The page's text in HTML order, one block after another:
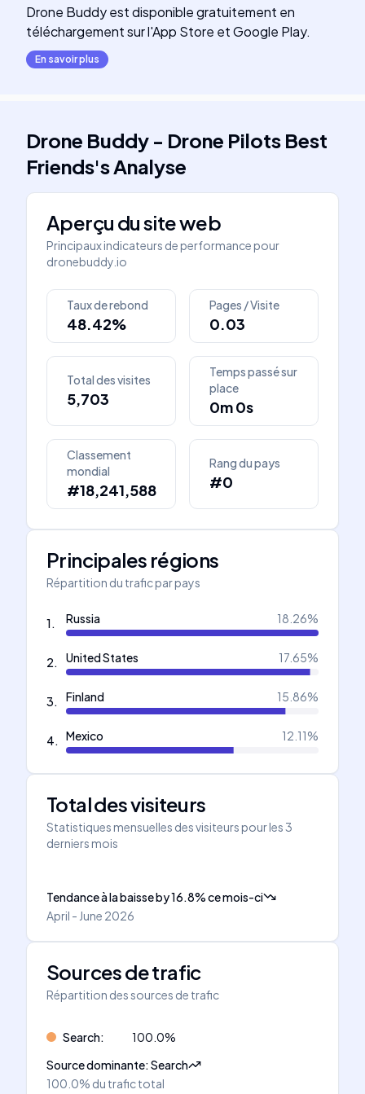
Drone Buddy est disponible gratuitement en
téléchargement sur l'App Store et Google Play.
En savoir plus
Drone Buddy - Drone Pilots Best
Friends'sAnalyse
Aperçu du site web
Principaux indicateurs de performance pour
dronebuddy.io
Taux de rebond
48.42%
Pages / Visite
0.03
Total des visites
5,703
Temps passé sur
place
0m 0s
Classement
mondial
#18,241,588
Rang du pays
#0
Principales régions
Répartition du trafic par pays
1. Russia 18.26%
2. United States 17.65%
3. Finland 15.86%
4. Mexico 12.11%
Total des visiteurs
Statistiques mensuelles des visiteurs pour les 3
derniers mois
Tendance à la baisseby16.8%ce mois-ci
April - June 2026
Sources de trafic
Répartition des sources de trafic
Search: 100.0%
Source dominante:Search
100.0% du trafic total